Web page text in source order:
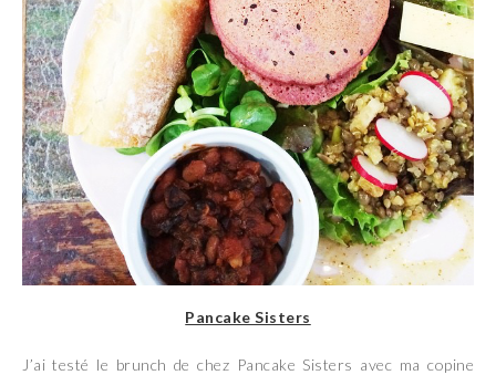
Pancake Sisters
J’ai testé le brunch de chez Pancake Sisters avec ma copine